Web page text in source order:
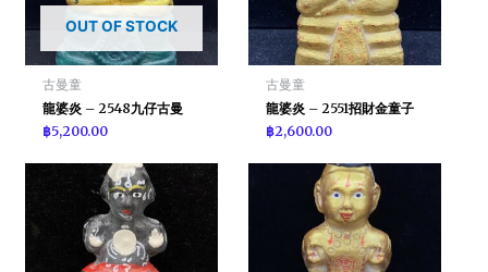
OUT OF STOCK
古曼童
龍婆炎 – 2548九仔古曼
฿5,200.00
古曼童
龍婆炎 – 2551招財金童子
฿2,600.00